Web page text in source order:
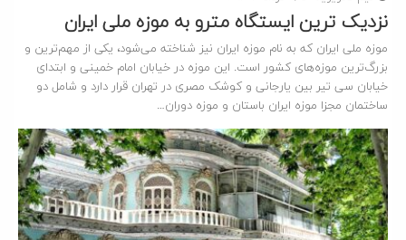
نزدیک ترین ایستگاه مترو به موزه ملی ایران
موزه ملی ایران که به نام موزه ایران نیز شناخته می‌شود، یکی از مهم‌ترین و
بزرگ‌ترین موزه‌های کشور است. این موزه در خیابان امام خمینی و ابتدای
خیابان سی تیر بین یارجانی و کوشک مصری در تهران قرار دارد و شامل دو
ساختمان مجزا موزه ایران باستان و موزه دوران…